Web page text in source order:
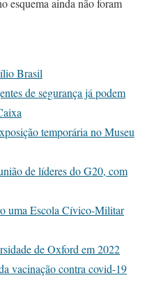
esquema ainda não foram
Brasil
de segurança já podem
temporária no Museu
de líderes do G20, com
uma Escola Cívico-Militar
de Oxford em 2022
vacinação contra covid-19